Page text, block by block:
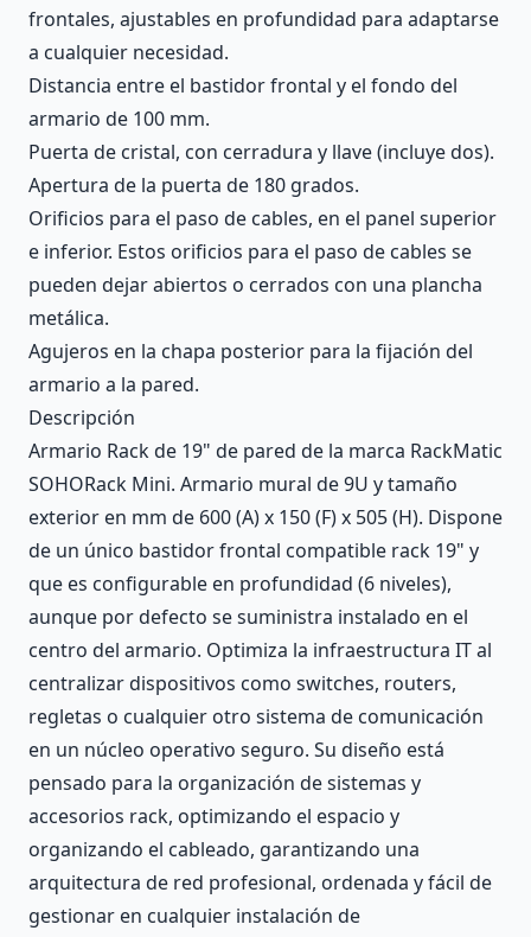
frontales, ajustables en profundidad para adaptarse
a cualquier necesidad.
Distancia entre el bastidor frontal y el fondo del
armario de 100 mm.
Puerta de cristal, con cerradura y llave (incluye dos).
Apertura de la puerta de 180 grados.
Orificios para el paso de cables, en el panel superior
e inferior. Estos orificios para el paso de cables se
pueden dejar abiertos o cerrados con una plancha
metálica.
Agujeros en la chapa posterior para la fijación del
armario a la pared.
Descripción
Armario Rack de 19" de pared de la marca RackMatic
SOHORack Mini. Armario mural de 9U y tamaño
exterior en mm de 600 (A) x 150 (F) x 505 (H). Dispone
de un único bastidor frontal compatible rack 19" y
que es configurable en profundidad (6 niveles),
aunque por defecto se suministra instalado en el
centro del armario. Optimiza la infraestructura IT al
centralizar dispositivos como switches, routers,
regletas o cualquier otro sistema de comunicación
en un núcleo operativo seguro. Su diseño está
pensado para la organización de sistemas y
accesorios rack, optimizando el espacio y
organizando el cableado, garantizando una
arquitectura de red profesional, ordenada y fácil de
gestionar en cualquier instalación de